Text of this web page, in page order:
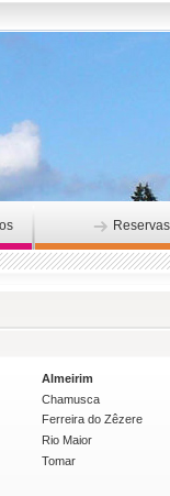
Reservas
Almeirim
Chamusca
Ferreira do Zêzere
Rio Maior
Tomar